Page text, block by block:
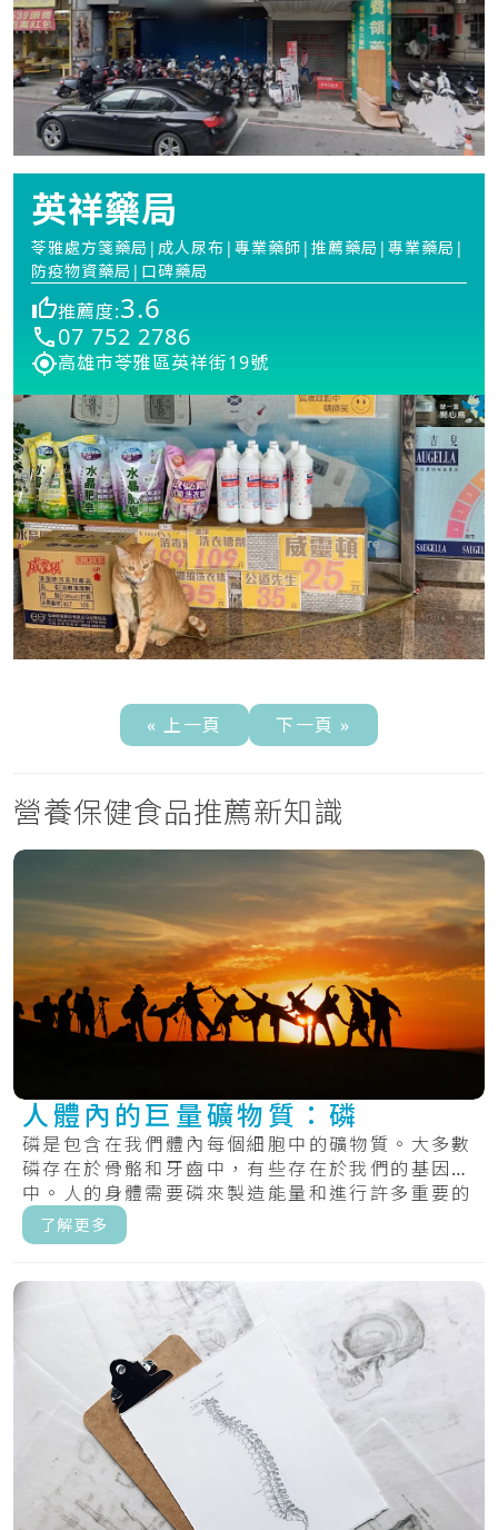
英祥藥局
苓雅處方箋藥局|成人尿布|專業藥師|推薦藥局|專業藥局|
防疫物資藥局|口碑藥局
推薦度:3.6
07 752 2786
高雄市苓雅區英祥街19號
« 上一頁 下一頁 »
營養保健食品推薦新知識
人體內的巨量礦物質：磷
磷是包含在我們體內每個細胞中的礦物質。大多數
磷存在於骨骼和牙齒中，有些存在於我們的基因
中。人的身體需要磷來製造能量和進行許多重要的
化學過.....
了解更多